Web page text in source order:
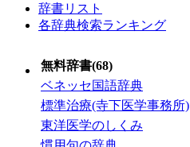
辞書リスト
各辞典検索ランキング
無料辞書(68)
ベネッセ国語辞典
標準治療(寺下医学事務所)
東洋医学のしくみ